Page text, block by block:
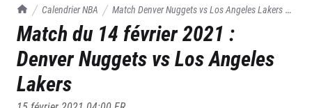
TrashTalk Actu NBA
Calendrier NBA Match Denver Nuggets vsLos Angeles Lakers du
14/02/2021
Match du 14 février 2021 :
Denver Nuggets vsLos Angeles
Lakers